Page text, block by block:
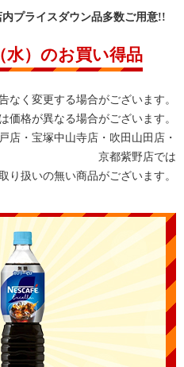
プライスダウン品多数ご用意!!
水）のお買い得品
なく変更する場合がございます。
価格が異なる場合がございます。
店・宝塚中山寺店・吹田山田店・
京都紫野店では
り扱いの無い商品がございます。